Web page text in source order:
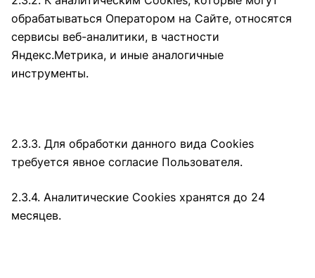
обрабатываться Оператором на Сайте, относятся
сервисы веб-аналитики, в частности
Яндекс.Метрика, и иные аналогичные
инструменты.
2.3.3. Для обработки данного вида Cookies
требуется явное согласие Пользователя.
2.3.4. Аналитические Cookies хранятся до 24
месяцев.